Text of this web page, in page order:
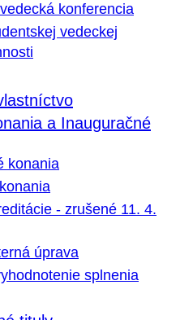
konferencia
vedeckej
a Inauguračné
konania
- zrušené 11. 4.
úprava
splnenia